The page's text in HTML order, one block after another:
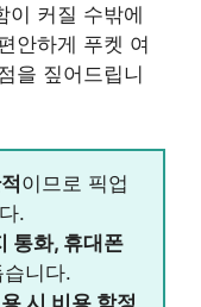
이 커질 수밖에
안하게 푸켓 여
을 짚어드립니
이므로 픽업
.
통화, 휴대폰
니다.